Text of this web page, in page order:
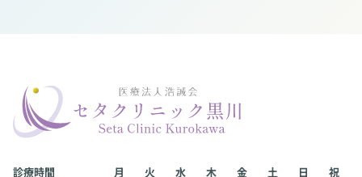
診療時間 月 火 水 木 金 土 日 祝